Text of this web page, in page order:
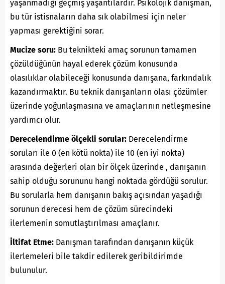
yaşanmadığı geçmiş yaşantılardır. Psikolojik danışman,
bu tür istisnaların daha sık olabilmesi için neler
yapması gerektiğini sorar.
Mucize soru: Bu teknikteki amaç sorunun tamamen
çözüldüğünün hayal ederek çözüm konusunda
olasılıklar olabileceği konusunda danışana, farkındalık
kazandırmaktır. Bu teknik danışanların olası çözümler
üzerinde yoğunlaşmasına ve amaçlarının netleşmesine
yardımcı olur.
Derecelendirme ölçekli sorular: Derecelendirme
soruları ile 0 (en kötü nokta) ile 10 (en iyi nokta)
arasında değerleri olan bir ölçek üzerinde , danışanın
sahip olduğu sorununu hangi noktada gördüğü sorulur.
Bu sorularla hem danışanın bakış açısından yaşadığı
sorunun derecesi hem de çözüm sürecindeki
ilerlemenin somutlaştırılması amaçlanır.
İltifat Etme: Danışman tarafından danışanın küçük
ilerlemeleri bile takdir edilerek geribildirimde
bulunulur.